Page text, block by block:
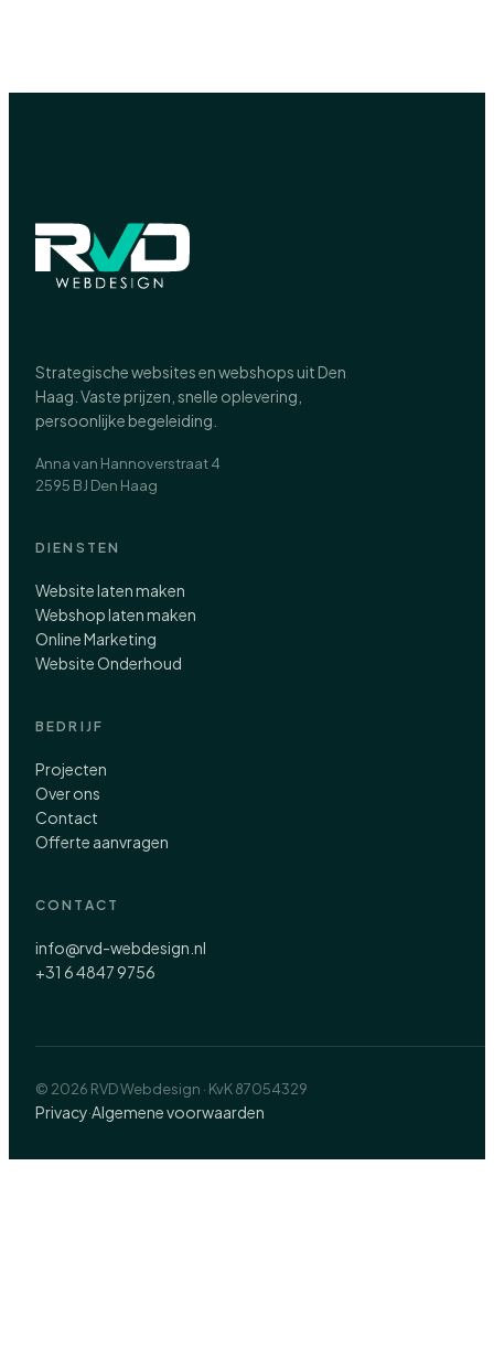
Strategische websites en webshops uit Den
Haag. Vaste prijzen, snelle oplevering,
persoonlijke begeleiding.
Anna van Hannoverstraat 4
2595 BJ Den Haag
DIENSTEN
Website laten maken
Webshop laten maken
Online Marketing
Website Onderhoud
BEDRIJF
Projecten
Over ons
Contact
Offerte aanvragen
CONTACT
info@rvd-webdesign.nl
+31 6 4847 9756
© 2026 RVD Webdesign · KvK 87054329
Privacy·Algemene voorwaarden